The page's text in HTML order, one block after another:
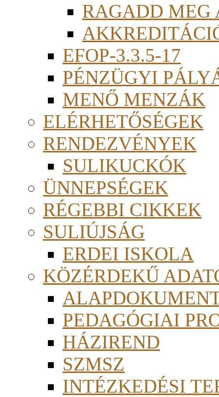
RAGADD MEG
EFOP-3.3.5-17
PÉNZÜGYI
MENŐ MENZÁK
ELÉRHETŐSÉGEK
RENDEZVÉNYEK
SULIKUCKÓK
ÜNNEPSÉGEK
RÉGEBBI CIKKEK
SULIÚJSÁG
ERDEI ISKOLA
KÖZÉRDEKŰ
PEDAGÓGIAI
HÁZIREND
SZMSZ
INTÉZKEDÉSI